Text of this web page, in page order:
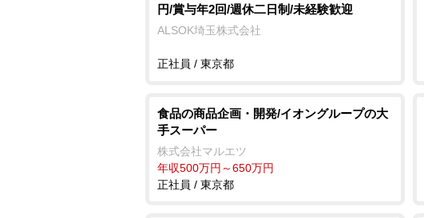
円/賞与年2回/週休二日制/未経験歓迎
ALSOK埼玉株式会社
正社員 / 東京都
食品の商品企画・開発/イオングループの大
手スーパー
株式会社マルエツ
年収500万円～650万円
正社員 / 東京都